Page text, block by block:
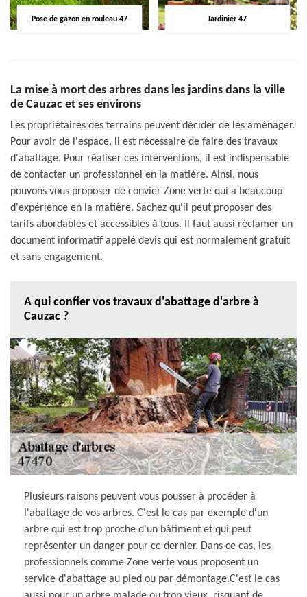
Pose de gazon en rouleau 47 Jardinier 47
La mise à mort des arbres dans les jardins dans la ville
de Cauzac et ses environs
Les propriétaires des terrains peuvent décider de les aménager.
Pour avoir de l'espace, il est nécessaire de faire des travaux
d'abattage. Pour réaliser ces interventions, il est indispensable
de contacter un professionnel en la matière. Ainsi, nous
pouvons vous proposer de convier Zone verte qui a beaucoup
d'expérience en la matière. Sachez qu'il peut proposer des
tarifs abordables et accessibles à tous. Il faut aussi réclamer un
document informatif appelé devis qui est normalement gratuit
et sans engagement.
A qui confier vos travaux d'abattage d'arbre à
Cauzac ?
Plusieurs raisons peuvent vous pousser à procéder à
l'abattage de vos arbres. C'est le cas par exemple d'un
arbre qui est trop proche d'un bâtiment et qui peut
représenter un danger pour ce dernier. Dans ce cas, les
professionnels comme Zone verte vous proposent un
service d'abattage au pied ou par démontage.C'est le cas